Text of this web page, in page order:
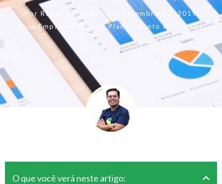
Por Rogerio Fameli
dezembro 12, 2019
Para Empreendedores ,Planejamento e Finanças
O que você verá neste artigo: